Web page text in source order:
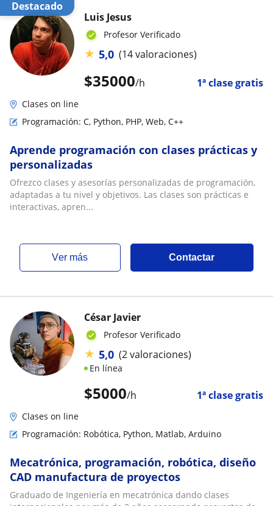
Destacado
$35000/h 1ª clase gratis
Luis Jesus
Profesor Verificado
★ 5,0 (14 valoraciones)
Clases on line
Programación: C, Python, PHP, Web, C++
Aprende programación con clases prácticas y
personalizadas
Ofrezco clases y asesorías personalizadas de programación,
adaptadas a tu nivel y objetivos. Las clases son prácticas e
interactivas, apren...
ver más Contactar
$5000/h 1ª clase gratis
César Javier
Profesor Verificado
★ 5,0 (2 valoraciones)
En línea
Clases on line
Programación: Robótica, Python, Matlab, Arduino
Mecatrónica, programación, robótica, diseño
CAD manufactura de proyectos
Graduado de Ingeniería en mecatrónica dando clases